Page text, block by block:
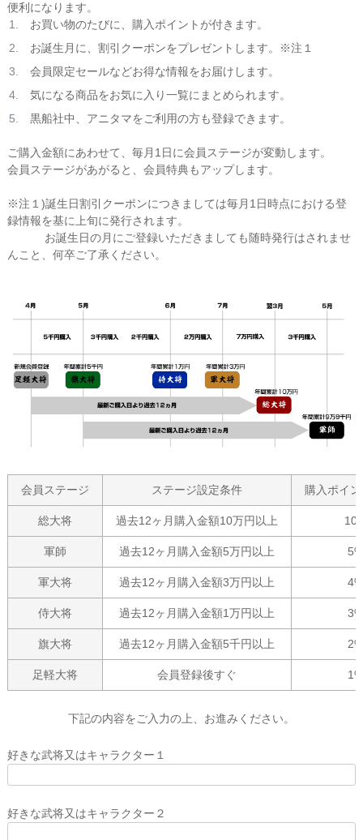
便利になります。
お買い物のたびに、購入ポイントが付きます。
お誕生月に、割引クーポンをプレゼントします。※注１
会員限定セールなどお得な情報をお届けします。
気になる商品をお気に入り一覧にまとめられます。
黒船社中、アニタマをご利用の方も登録できます。
ご購入金額にあわせて、毎月1日に会員ステージが変動します。
会員ステージがあがると、会員特典もアップします。
※注１)誕生日割引クーポンにつきましては毎月1日時点における登
録情報を基に上旬に発行されます。
お誕生日の月にご登録いただきましても随時発行はされませ
んこと、何卒ご了承ください。
会員ステージ ステージ設定条件 購入ポイ
総大将 過去12ヶ月購入金額10万円以上
軍師 過去12ヶ月購入金額5万円以上 5%
軍大将 過去12ヶ月購入金額3万円以上 4%
侍大将 過去12ヶ月購入金額1万円以上 3%
旗大将 過去12ヶ月購入金額5千円以上 2%
足軽大将 会員登録後すぐ 1%
下記の内容をご入力の上、お進みください。
好きな武将又はキャラクター１
好きな武将又はキャラクター２